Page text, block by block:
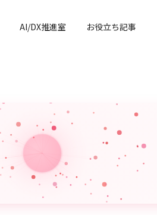
AI/DX推進室 お役立ち記事